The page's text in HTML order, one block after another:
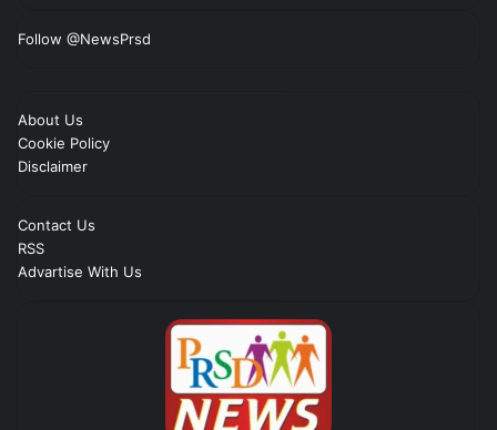
Follow @NewsPrsd
About Us
Cookie Policy
Disclaimer
Contact Us
RSS
Advartise With Us